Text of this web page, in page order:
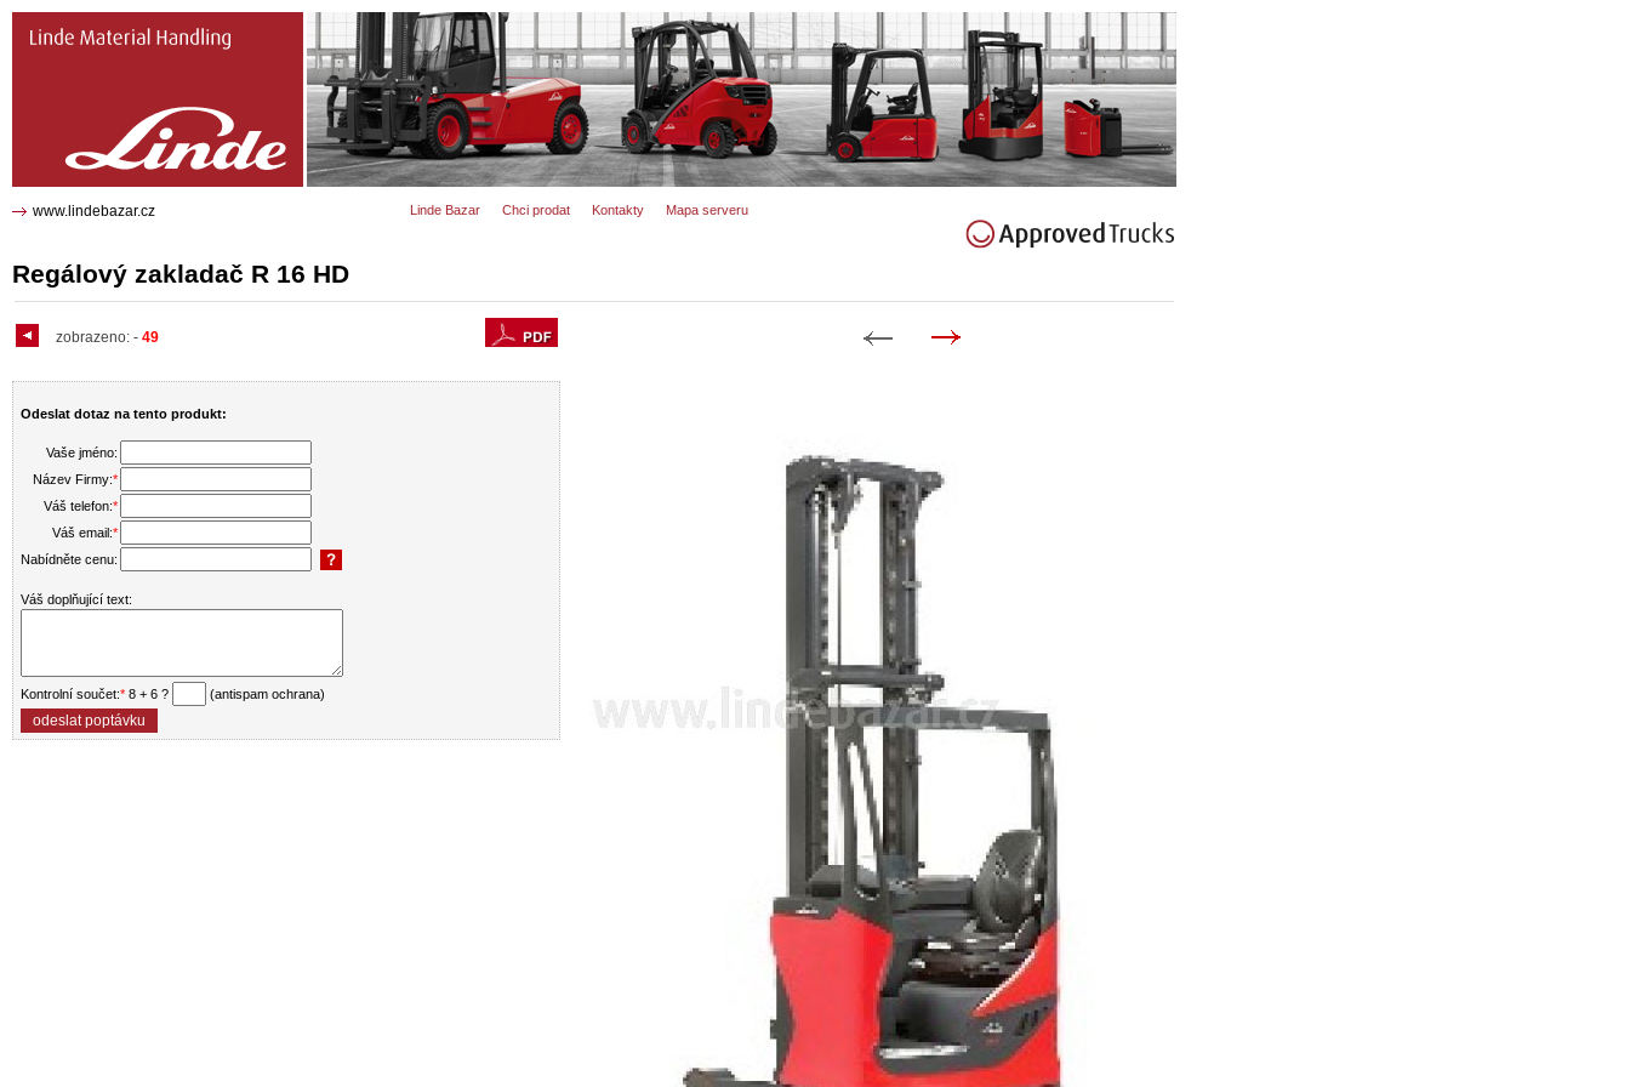
Regálový zakladač R 16 HD
zobrazeno: - 49
Odeslat dotaz na tento produkt:
Vaše jméno:
Název Firmy:*
Váš telefon:*
Váš email:*
Nabídněte cenu:
Váš doplňující text:
Kontrolní součet:*8 + 6 ? (antispam ochrana)
Linde Bazar Chci prodat Kontakty Mapa serveru
www.lindebazar.cz